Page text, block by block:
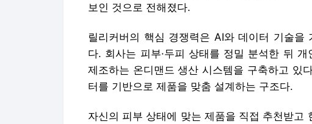
보인 것으로 전해졌다.
릴리커버의 핵심 경쟁력은 AI와 데이터 기술
다. 회사는 피부·두피 상태를 정밀 분석한 뒤
제조하는 온디맨드 생산 시스템을 구축하고 있
터를 기반으로 제품을 맞춤 설계하는 구조다.
자신의 피부 상태에 맞는 제품을 직접 추천받고